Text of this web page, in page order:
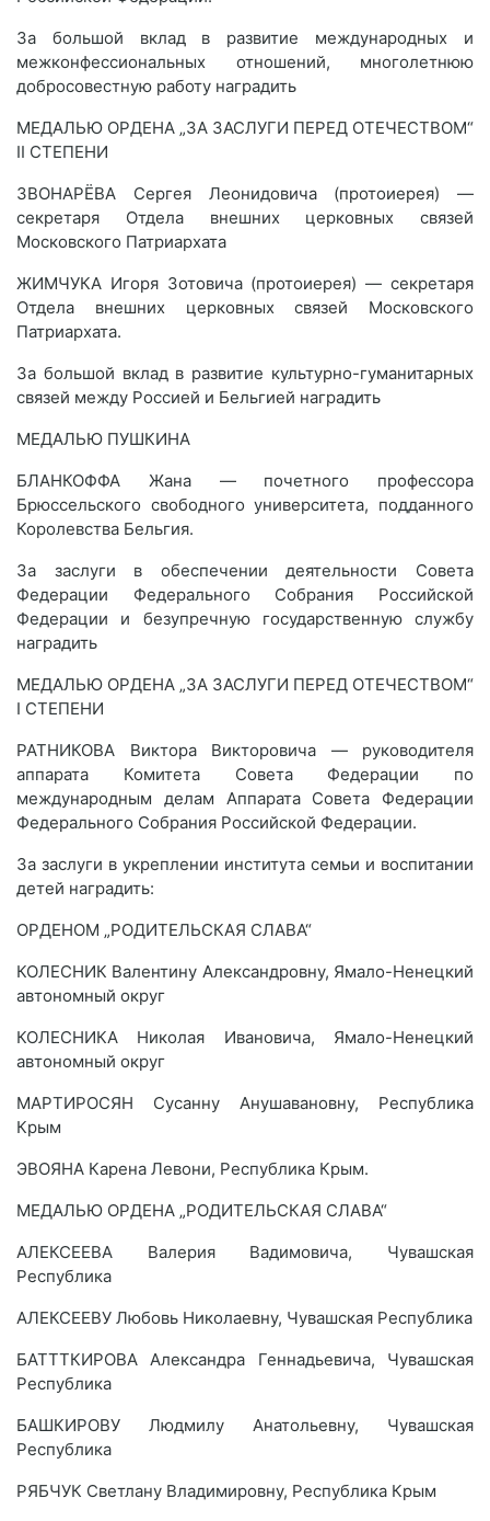
За большой вклад в развитие международных и
межконфессиональных отношений, многолетнюю
добросовестную работу наградить
МЕДАЛЬЮ ОРДЕНА „ЗА ЗАСЛУГИ ПЕРЕД ОТЕЧЕСТВОМ“
II СТЕПЕНИ
ЗВОНАРЁВА Сергея Леонидовича (протоиерея) —
секретаря Отдела внешних церковных связей
Московского Патриархата
ЖИМЧУКА Игоря Зотовича (протоиерея) — секретаря
Отдела внешних церковных связей Московского
Патриархата.
За большой вклад в развитие культурно-гуманитарных
связей между Россией и Бельгией наградить
МЕДАЛЬЮ ПУШКИНА
БЛАНКОФФА Жана — почетного профессора
Брюссельского свободного университета, подданного
Королевства Бельгия.
За заслуги в обеспечении деятельности Совета
Федерации Федерального Собрания Российской
Федерации и безупречную государственную службу
наградить
МЕДАЛЬЮ ОРДЕНА „ЗА ЗАСЛУГИ ПЕРЕД ОТЕЧЕСТВОМ“
I СТЕПЕНИ
РАТНИКОВА Виктора Викторовича — руководителя
аппарата Комитета Совета Федерации по
международным делам Аппарата Совета Федерации
Федерального Собрания Российской Федерации.
За заслуги в укреплении института семьи и воспитании
детей наградить:
ОРДЕНОМ „РОДИТЕЛЬСКАЯ СЛАВА“
КОЛЕСНИК Валентину Александровну, Ямало-Ненецкий
автономный округ
КОЛЕСНИКА Николая Ивановича, Ямало-Ненецкий
автономный округ
МАРТИРОСЯН Сусанну Анушавановну, Республика
Крым
ЭВОЯНА Карена Левони, Республика Крым.
МЕДАЛЬЮ ОРДЕНА „РОДИТЕЛЬСКАЯ СЛАВА“
АЛЕКСЕЕВА Валерия Вадимовича, Чувашская
Республика
АЛЕКСЕЕВУ Любовь Николаевну, Чувашская Республика
БАТТТКИРОВА Александра Геннадьевича, Чувашская
Республика
БАШКИРОВУ Людмилу Анатольевну, Чувашская
Республика
РЯБЧУК Светлану Владимировну, Республика Крым